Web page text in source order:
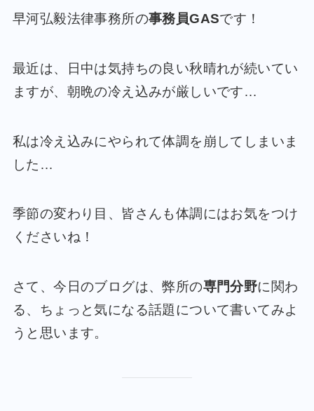
早河弘毅法律事務所の事務員GASです！
最近は、日中は気持ちの良い秋晴れが続いてい
ますが、朝晩の冷え込みが厳しいです…
私は冷え込みにやられて体調を崩してしまいま
した…
季節の変わり目、皆さんも体調にはお気をつけ
くださいね！
さて、今日のブログは、弊所の専門分野に関わ
る、ちょっと気になる話題について書いてみよ
うと思います。